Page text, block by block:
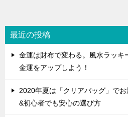
最近の投稿
金運は財布で変わる。風水ラッキ
金運をアップしよう！
2020年夏は「クリアバッグ」で
&初心者でも安心の選び方